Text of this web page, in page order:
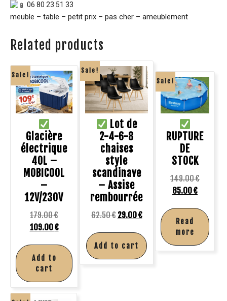
06 80 23 51 33
meuble – table – petit prix – pas cher – ameublement
Related products
Sale!
Glacière
électrique
40L –
MOBICOOL
–
12V/230V
179.00€
109.00€
Add to
cart
Sale!
Lot de
2-4-6-8
chaises
style
scandinave
– Assise
rembourrée
62.50€ 29.00€
Add to cart
Sale!
RUPTURE
DE
STOCK
149.00€
85.00€
Read
more